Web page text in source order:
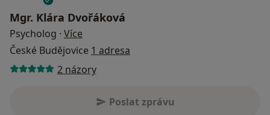
Mgr. Klára Dvořáková
Psycholog · Více
České Budějovice 1 adresa
2 názory
Poslat zprávu